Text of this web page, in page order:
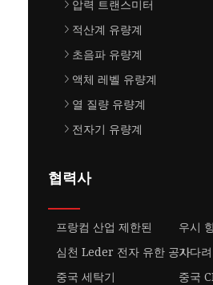
압력 트랜스미터
적산계 유량계
초음파 유량계
액체 레벨 유량계
열 질량 유량계
전자기 유량계
협력사
프랑컴 산업 제한된
우시
심천 Leder 전자 유한 공사기다
중국 세탁기
중국